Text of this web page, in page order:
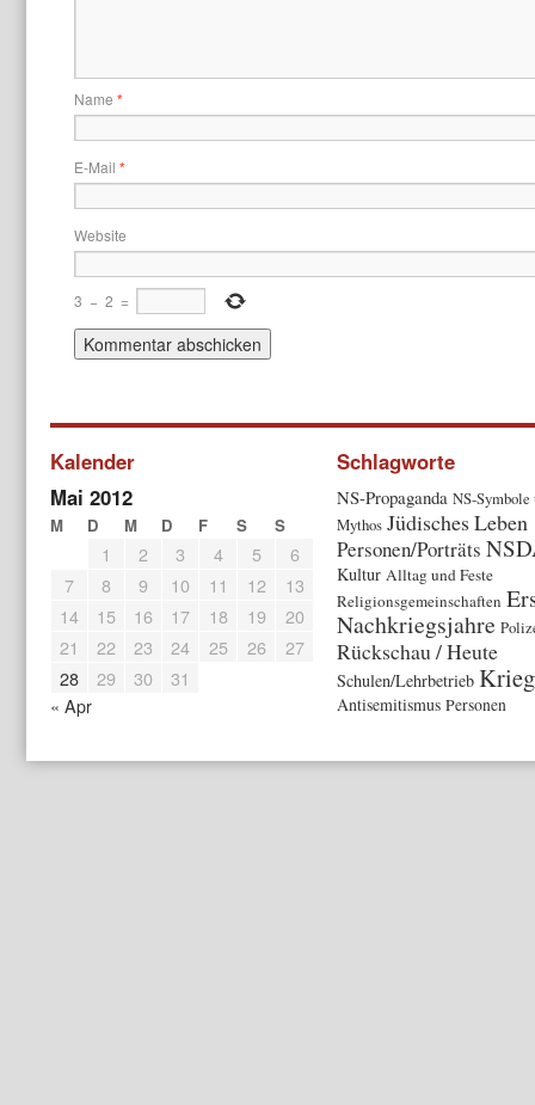
Name *
E-Mail *
Website
3 − 2 =
Kalender
Mai 2012
M D M D F S S
« Apr
1 2 3 4 5
6
7
8 9 10 11 12
13
14
15 16 17 18 19
20
21
22 23 24 25 26
27
28
29 30 31
Schlagworte
NS-Propaganda NS-Symbole
Mythos Jüdisches Leben
Personen/Porträts
Kultur Alltag und Feste
Religionsgemeinschaften
Nachkriegsjahre
Rückschau / Heute
Schulen/Lehrbetrieb Krieg
Antisemitismus Personen